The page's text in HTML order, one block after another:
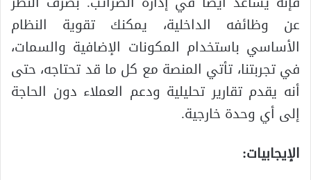
عن وظائفه الداخلية، يمكنك تقوية النظام
الأساسي باستخدام المكونات الإضافية والسمات،
في تجربتنا، تأتي المنصة مع كل ما قد تحتاجه، حتى
أنه يقدم تقارير تحليلية ودعم العملاء دون الحاجة
إلى أي وحدة خارجية.
الإيجابيات: